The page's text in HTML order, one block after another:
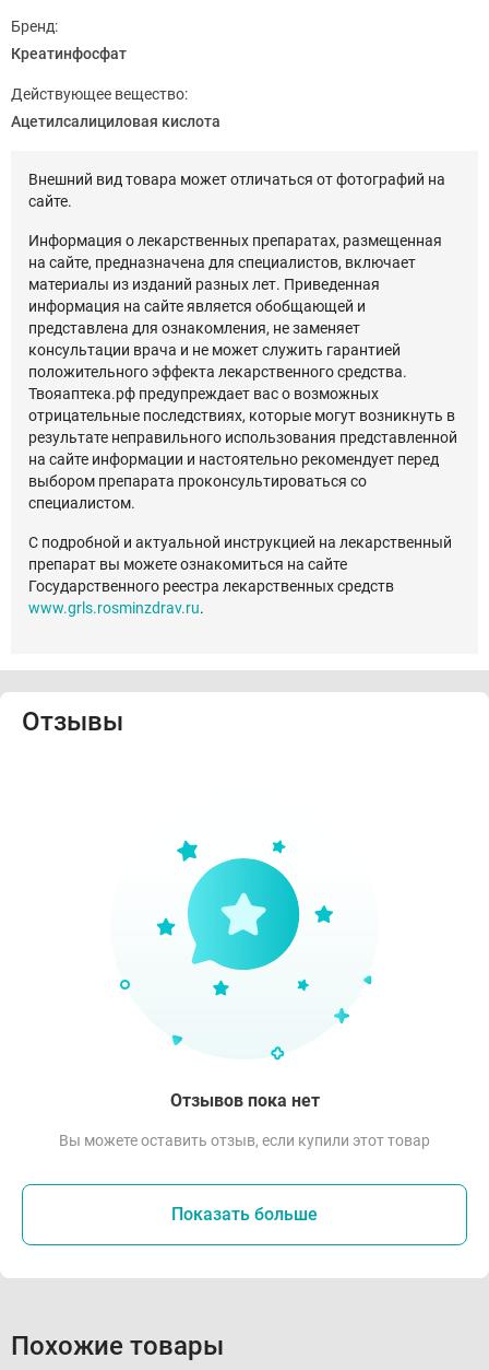
Бренд:
Креатинфосфат
Действующее вещество:
Ацетилсалициловая кислота
Внешний вид товара может отличаться от фотографий на
сайте.
Информация о лекарственных препаратах, размещенная
на сайте, предназначена для специалистов, включает
материалы из изданий разных лет. Приведенная
информация на сайте является обобщающей и
представлена для ознакомления, не заменяет
консультации врача и не может служить гарантией
положительного эффекта лекарственного средства.
Твояаптека.рф предупреждает вас о возможных
отрицательные последствиях, которые могут возникнуть в
результате неправильного использования представленной
на сайте информации и настоятельно рекомендует перед
выбором препарата проконсультироваться со
специалистом.
С подробной и актуальной инструкцией на лекарственный
препарат вы можете ознакомиться на сайте
Государственного реестра лекарственных средств
www.grls.rosminzdrav.ru.
Отзывы
Отзывов пока нет
Вы можете оставить отзыв, если купили этот товар
Показать больше
Похожие товары